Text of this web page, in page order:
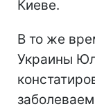
Киеве.
В то же
Украины